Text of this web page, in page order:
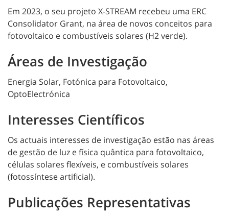
Em 2023, o seu projeto X-STREAM recebeu uma ERC
Consolidator Grant, na área de novos conceitos para
fotovoltaico e combustíveis solares (H2 verde).
Áreas de Investigação
Energia Solar, Fotónica para Fotovoltaico,
OptoElectrónica
Interesses Científicos
Os actuais interesses de investigação estão nas áreas
de gestão de luz e física quântica para fotovoltaico,
células solares flexíveis, e combustíveis solares
(fotossíntese artificial).
Publicações Representativas